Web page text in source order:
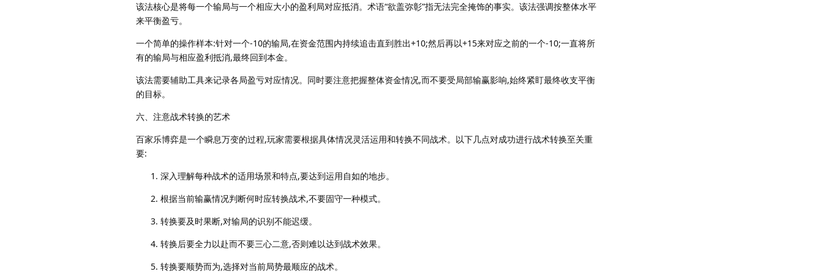
该法核心是将每一个输局与一个相应大小的盈利局对应抵消。术语“欲盖弥彰”指无法完全掩饰的事实。该法强调按整体水平
来平衡盈亏。
一个简单的操作样本:针对一个-10的输局,在资金范围内持续追击直到胜出+10;然后再以+15来对应之前的一个-10;一直将所
有的输局与相应盈利抵消,最终回到本金。
该法需要辅助工具来记录各局盈亏对应情况。同时要注意把握整体资金情况,而不要受局部输赢影响,始终紧盯最终收支平衡
的目标。
六、注意战术转换的艺术
百家乐博弈是一个瞬息万变的过程,玩家需要根据具体情况灵活运用和转换不同战术。以下几点对成功进行战术转换至关重
要:
深入理解每种战术的适用场景和特点,要达到运用自如的地步。
根据当前输赢情况判断何时应转换战术,不要固守一种模式。
转换要及时果断,对输局的识别不能迟缓。
转换后要全力以赴而不要三心二意,否则难以达到战术效果。
转换要顺势而为,选择对当前局势最顺应的战术。